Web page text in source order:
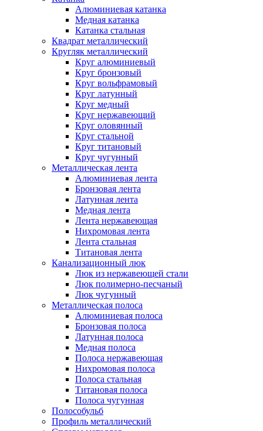
Алюминиевая катанка
Медная катанка
Катанка стальная
Квадрат металлический
Кругляк металлический
Круг алюминиевый
Круг бронзовый
Круг вольфрамовый
Круг латунный
Круг медный
Круг нержавеющий
Круг оловянный
Круг стальной
Круг титановый
Круг чугунный
Металлическая лента
Алюминиевая лента
Бронзовая лента
Латунная лента
Медная лента
Лента нержавеющая
Нихромовая лента
Лента стальная
Титановая лента
Канализационный люк
Люк из нержавеющей стали
Люк полимерно-песчаный
Люк чугунный
Металлическая полоса
Алюминиевая полоса
Бронзовая полоса
Латунная полоса
Медная полоса
Полоса нержавеющая
Нихромовая полоса
Полоса стальная
Титановая полоса
Полоса чугунная
Полособульб
Профиль металлический